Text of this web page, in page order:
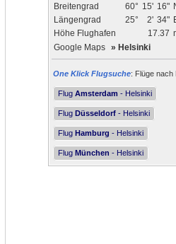
Breitengrad 60° 15' 16"
Längengrad
25° 2' 34"
Höhe Flughafen
17.37
Google Maps » Helsinki
One Klick Flugsuche: Flüge nach
Flug Amsterdam - Helsinki
Flug Düsseldorf - Helsinki
Flug Hamburg - Helsinki
Flug München - Helsinki